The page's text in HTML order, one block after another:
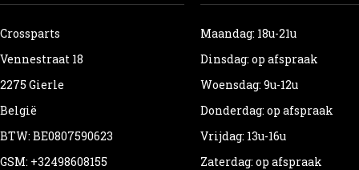
Crossparts
Vennestraat 18
2275 Gierle
België
BTW: BE0807590623
GSM: +32498608155
Maandag: 18u-21u
Dinsdag: op afspraak
Woensdag: 9u-12u
Donderdag: op afspraak
Vrijdag: 13u-16u
Zaterdag: op afspraak